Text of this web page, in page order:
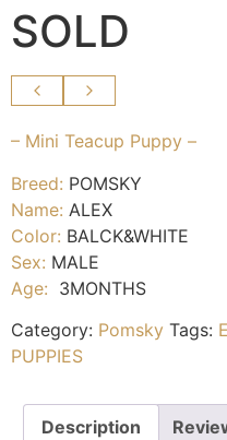
SOLD
– Mini Teacup Puppy –
Breed: POMSKY
Name: ALEX
Color: BALCK&WHITE
Sex: MALE
Age: 3MONTHS
Category: Pomsky Tags:
PUPPIES
Description